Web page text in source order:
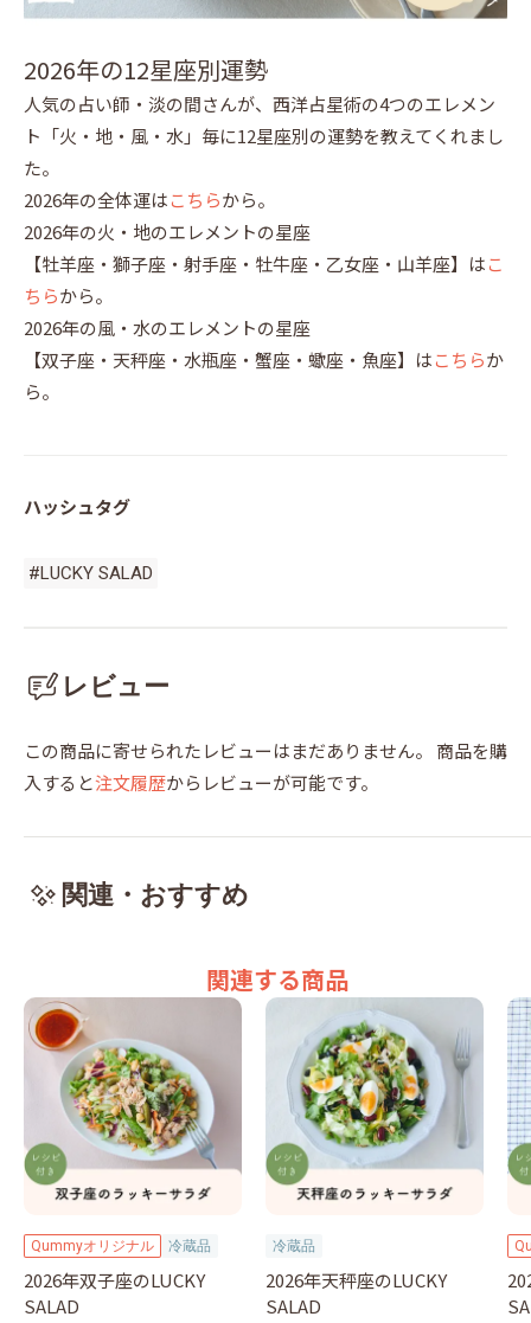
2026年の12星座別運勢
人気の占い師・淡の間さんが、西洋占星術の4つのエレメン
ト「火・地・風・水」毎に12星座別の運勢を教えてくれまし
た。
2026年の全体運はこちらから。
2026年の火・地のエレメントの星座
【牡羊座・獅子座・射手座・牡牛座・乙女座・山羊座】はこ
ちらから。
2026年の風・水のエレメントの星座
【双子座・天秤座・水瓶座・蟹座・蠍座・魚座】はこちらか
ら。
ハッシュタグ
#LUCKY SALAD
レビュー
この商品に寄せられたレビューはまだありません。
商品を購
入すると注文履歴からレビューが可能です。
関連・おすすめ
関連する商品
Qummyオリジナル 冷蔵品
2026年双子座のLUCKY
SALAD
冷蔵品
2026年天秤座のLUCKY
SALAD